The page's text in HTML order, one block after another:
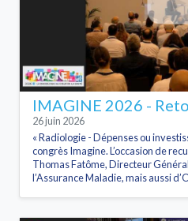
IMAGINE 2026 -
26 juin 2026
« Radiologie - Dépenses ou
congrès Imagine. L’occasion de
Thomas Fatôme, Directeur
l’Assurance Maladie, mais aussi